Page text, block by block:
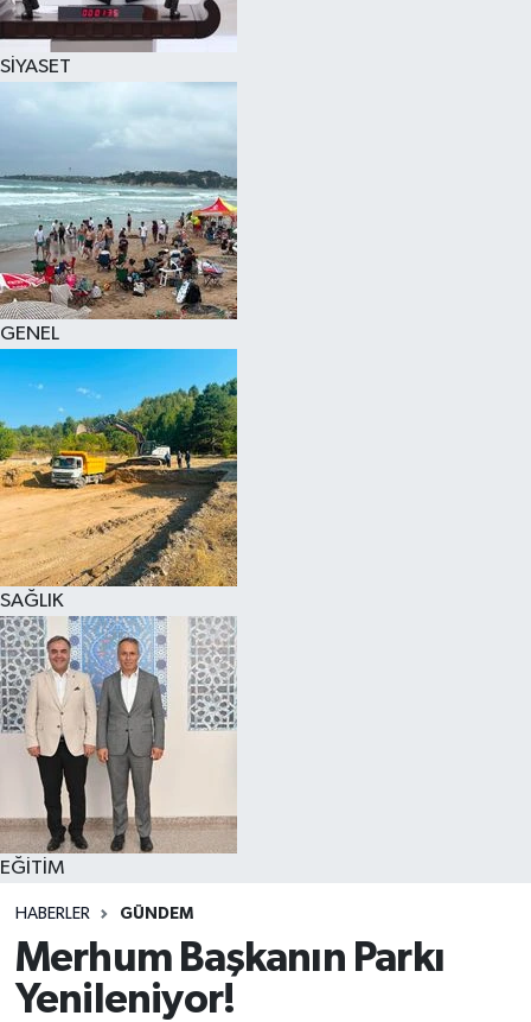
SİYASET
GENEL
SAĞLIK
EĞİTİM
HABERLER GÜNDEM
Merhum Başkanın Parkı
Yenileniyor!